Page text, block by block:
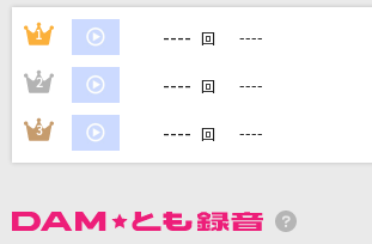
もっと見る
DAMの新曲・ランキングなど
1 ---- 回 ----
2 ---- 回 ----
3 ---- 回 ----